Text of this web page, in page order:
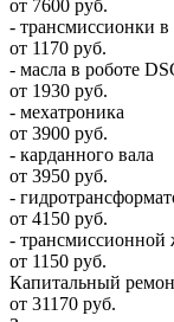
от 7600 руб.
- трансмиссионки
от 1170 руб.
- масла в роботе
от 1930 руб.
- мехатроника
от 3900 руб.
- карданного вала
от 3950 руб.
-
от 4150 руб.
- трансмиссионной
от 1150 руб.
Капитальный
от 31170 руб.